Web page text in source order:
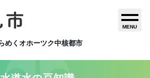
めくオホーツク中核都市
MENU